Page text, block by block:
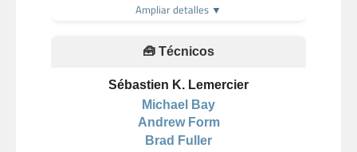
Ampliar detalles ▼
🧰 Técnicos
Sébastien K. Lemercier
Michael Bay
Andrew Form
Brad Fuller